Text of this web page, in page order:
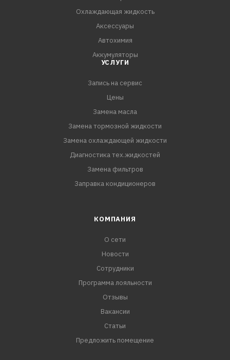
Охлаждающая жидкость
Аксессуары
Автохимия
Аккумуляторы
УСЛУГИ
Запись на сервис
Цены
Замена масла
Замена тормозной жидкости
Замена охлаждающей жидкости
Диагностика тех.жидкостей
Замена фильтров
Заправка кондиционеров
КОМПАНИЯ
О сети
Новости
Сотрудники
Программа лояльности
Отзывы
Вакансии
Статьи
Предложить помещение